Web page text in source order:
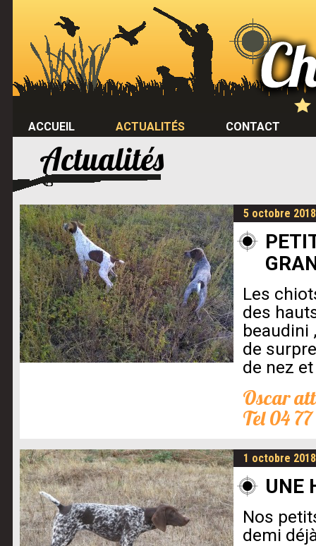
ACCUEIL ACTUALITÉS CONTACT
Actualités
5 octobre 2018
Les
des
beaudini
de
de nez
Oscar
Tel 04
1 octobre 2018
UNE
Nos
demi